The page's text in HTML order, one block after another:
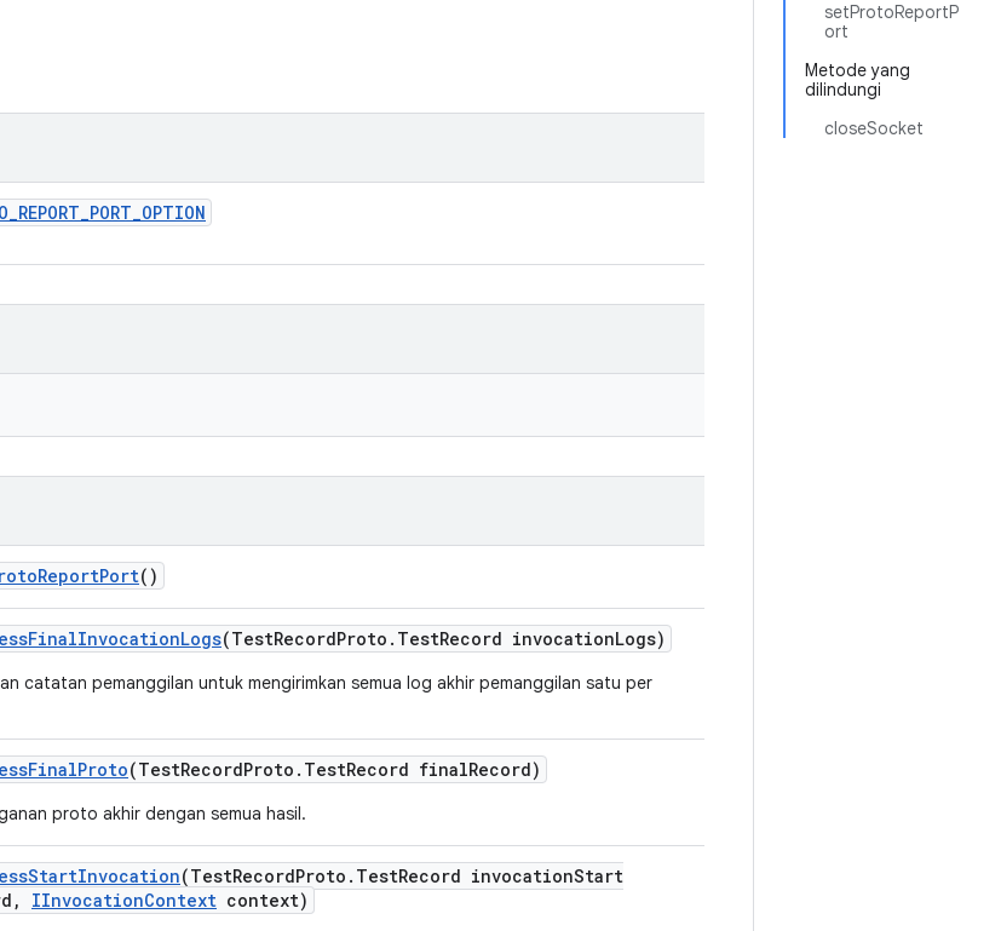
setProtoReportP
ort
Metode yang
dilindungi
closeSocket
_REPORT_PORT_OPTION
ReportPort()
FinalInvocationLogs(TestRecordProto . TestRecord invocationLogs)
catatan pemanggilan untuk mengirimkan semua log akhir pemanggilan satu per
FinalProto(TestRecordProto . TestRecord finalRecord)
proto akhir dengan semua hasil.
StartInvocation(TestRecordProto . TestRecord invocationStart
, IInvocationContext context)